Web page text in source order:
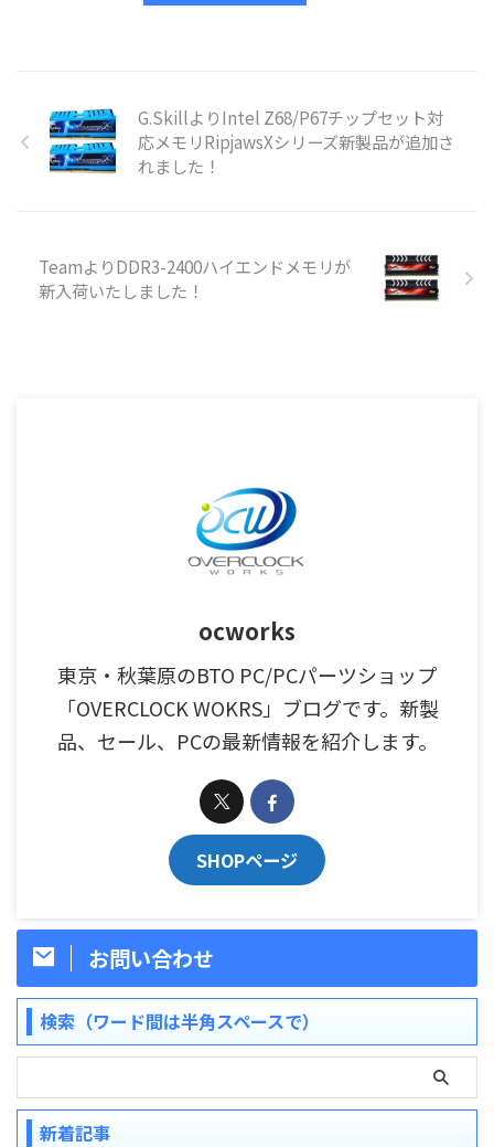
G.SkillよりIntel Z68/P67チップセット対
応メモリRipjawsXシリーズ新製品が追加さ
れました！
TeamよりDDR3-2400ハイエンドメモリが
新入荷いたしました！
ocworks
東京・秋葉原のBTO PC/PCパーツショップ
「OVERCLOCK WOKRS」ブログです。新製
品、セール、PCの最新情報を紹介します。
SHOPページ
お問い合わせ
検索（ワード間は半角スペースで）
新着記事